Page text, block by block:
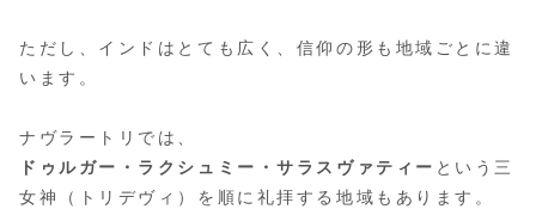
ただし、インドはとても広く、信仰の形も地域ごとに違
います。
ナヴラートリでは、
ドゥルガー・ラクシュミー・サラスヴァティー という三
女神（トリデヴィ）を順に礼拝する地域もあります。